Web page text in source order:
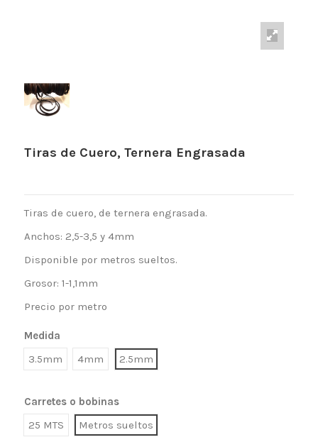
Tiras de Cuero, Ternera Engrasada
Tiras de cuero, de ternera engrasada.
Anchos: 2,5-3,5 y 4mm
Disponible por metros sueltos.
Grosor: 1-1,1mm
Precio por metro
Medida
3.5mm
4mm 2.5mm
Carretes o bobinas
25 MTS
Metros sueltos